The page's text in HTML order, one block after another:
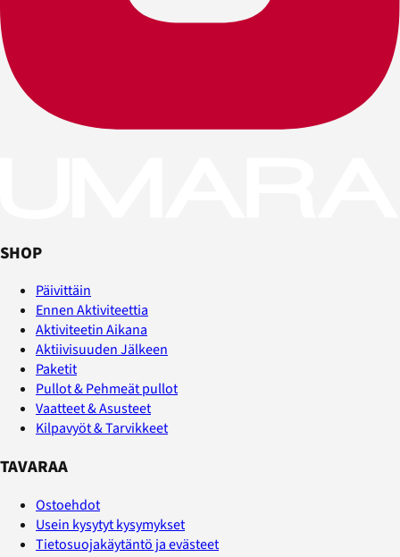
SHOP
Päivittäin
Ennen Aktiviteettia
Aktiviteetin Aikana
Aktiivisuuden Jälkeen
Paketit
Pullot & Pehmeät pullot
Vaatteet & Asusteet
Kilpavyöt & Tarvikkeet
TAVARAA
Ostoehdot
Usein kysytyt kysymykset
Tietosuojakäytäntö ja evästeet